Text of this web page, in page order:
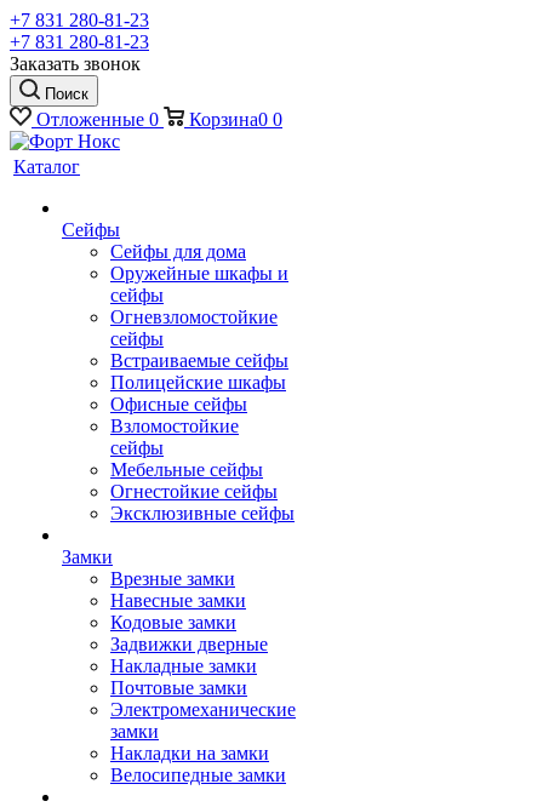
+7 831 280-81-23
+7 831 280-81-23
Заказать звонок
Поиск
Отложенные 0 Корзина0 0
Каталог
Сейфы
Сейфы для дома
Оружейные шкафы и
сейфы
Огневзломостойкие
сейфы
Встраиваемые сейфы
Полицейские шкафы
Офисные сейфы
Взломостойкие
сейфы
Мебельные сейфы
Огнестойкие сейфы
Эксклюзивные сейфы
Замки
Врезные замки
Навесные замки
Кодовые замки
Задвижки дверные
Накладные замки
Почтовые замки
Электромеханические
замки
Накладки на замки
Велосипедные замки